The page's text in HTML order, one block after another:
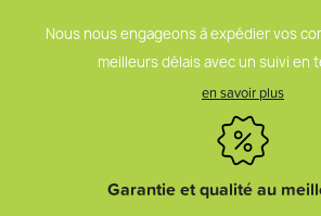
Nous nous engageons à expédier vos
meilleurs délais avec un suivi en
en savoir plus
Garantie et qualité au